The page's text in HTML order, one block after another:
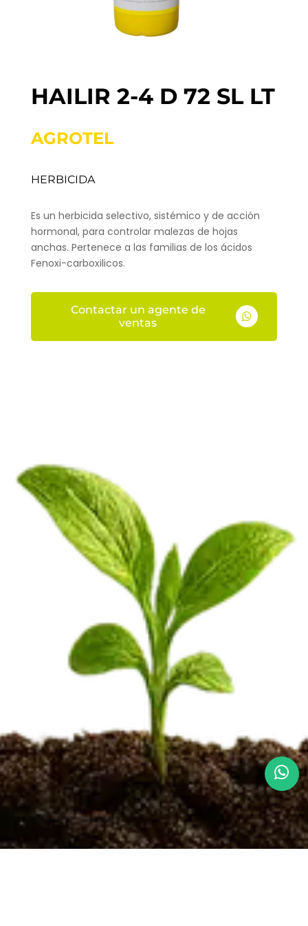
HAILIR 2-4 D 72 SL LT
AGROTEL
HERBICIDA
Es un herbicida selectivo, sistémico y de acción
hormonal, para controlar malezas de hojas
anchas. Pertenece a las familias de los ácidos
Fenoxi-carboxilicos.

Contactar un agente de
ventas